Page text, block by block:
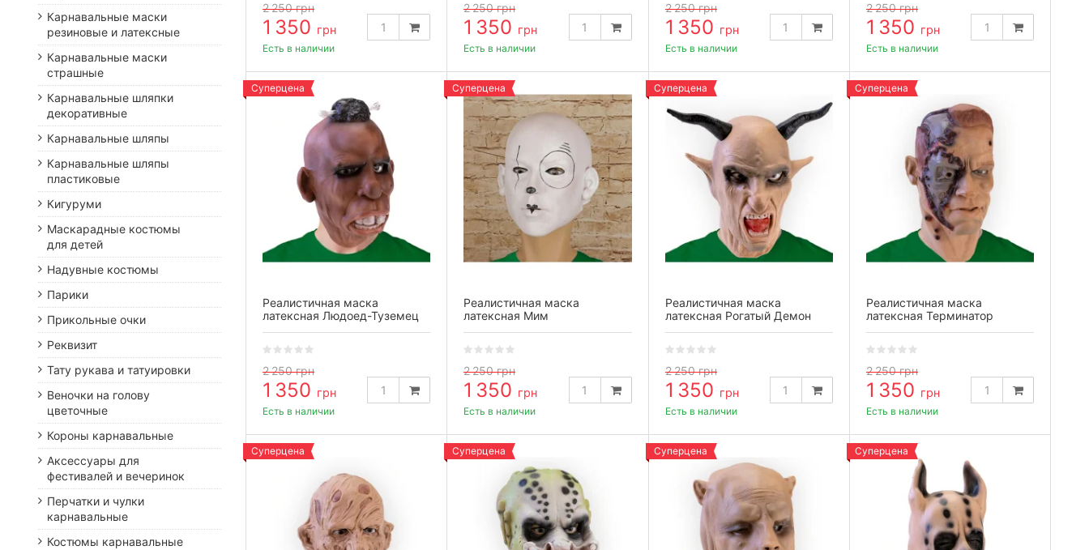
2 250грн
1 350 грн
Есть в наличии
2 250грн
1 350 грн
Есть в наличии
2 250грн
1 350 грн
Есть в наличии
2 250грн
1 350 грн
Есть в наличии
Суперцена
Реалистичная маска
латексная Людоед-Туземец
2 250грн
1 350 грн
Есть в наличии
Суперцена
Реалистичная маска
латексная Мим
2 250грн
1 350 грн
Есть в наличии
Суперцена
Реалистичная маска
латексная Рогатый Демон
2 250грн
1 350 грн
Есть в наличии
Суперцена
Реалистичная маска
латексная Терминатор
2 250грн
1 350 грн
Есть в наличии
Суперцена Суперцена Суперцена Суперцена
Карнавальные маски
резиновые и латексные
Карнавальные маски
страшные
Карнавальные шляпки
декоративные
Карнавальные шляпы
Карнавальные шляпы
пластиковые
Кигуруми
Маскарадные костюмы
для детей
Надувные костюмы
Парики
Прикольные очки
Реквизит
Тату рукава и татуировки
Веночки на голову
цветочные
Короны карнавальные
Аксессуары для
фестивалей и вечеринок
Перчатки и чулки
карнавальные
Костюмы карнавальные